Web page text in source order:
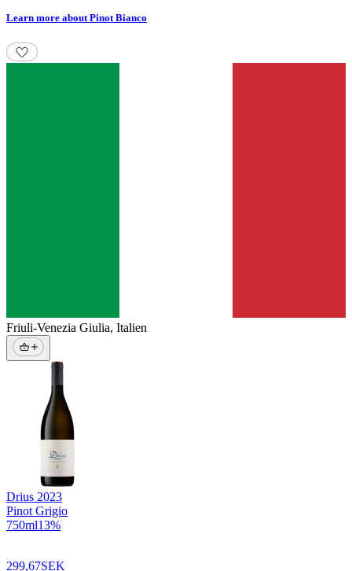
Learn more aboutPinot Bianco
Friuli-Venezia Giulia, Italien
Drius 2023
Pinot Grigio
750ml13%
299,67SEK